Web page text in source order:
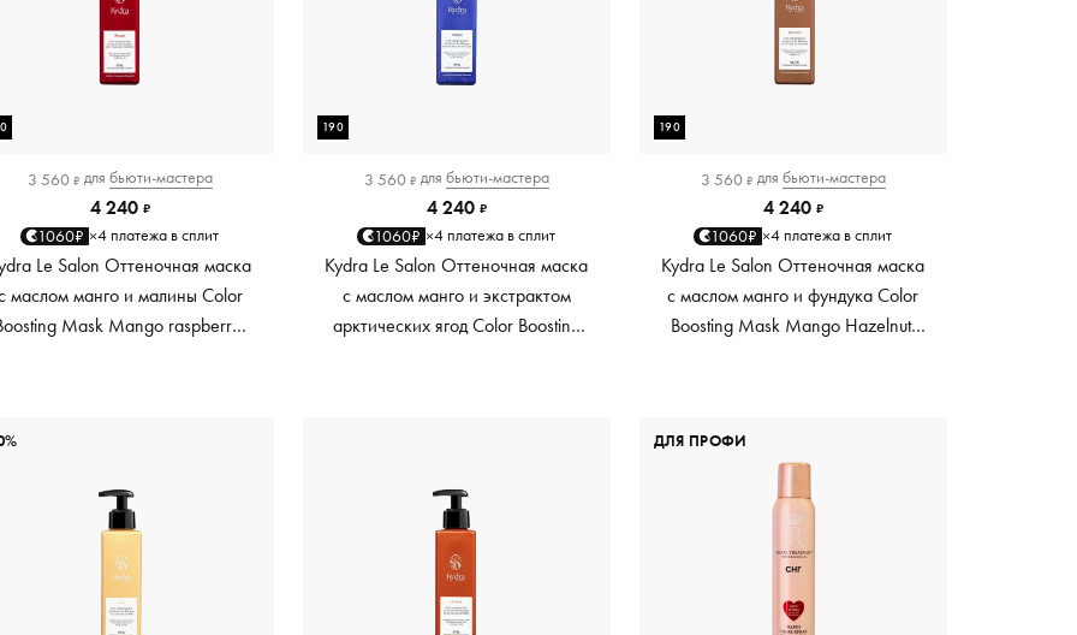
3 560 ₽ для бьюти-мастера
4 240 ₽
1060₽ ×4 платежа в сплит
Le Salon Оттеночная маска
маслом манго и малины Color
Mask Mango raspberry,
190
3 560 ₽ для бьюти-мастера
4 240 ₽
1060₽ ×4 платежа в сплит
Kydra Le Salon Оттеночная маска
с маслом манго и экстрактом
арктических ягод Color Boosting
190
3 560 ₽ для бьюти-мастера
4 240 ₽
1060₽ ×4 платежа в сплит
Kydra Le Salon Оттеночная маска
с маслом манго и фундука Color
Boosting Mask Mango Hazelnut,
ДЛЯ ПРОФИ